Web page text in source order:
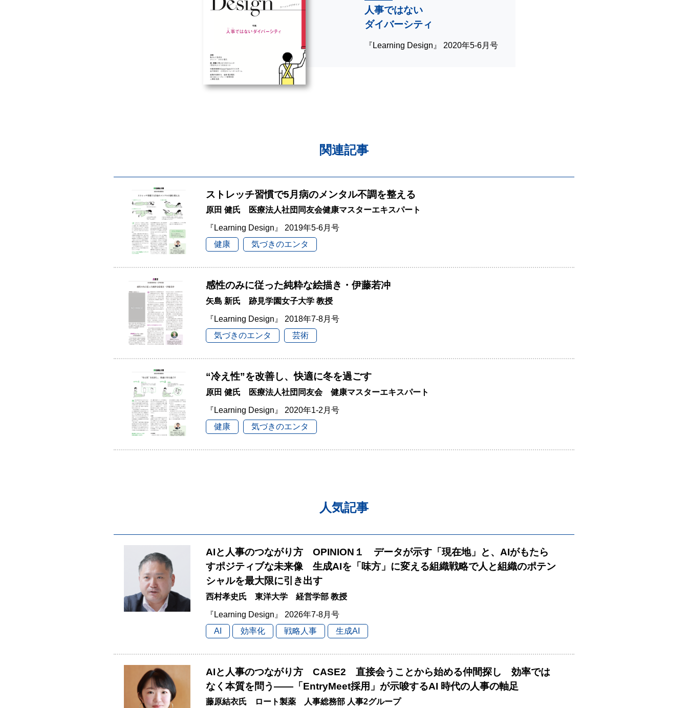
人事ではない
ダイバーシティ
『Learning Design』 2020年5-6月号
関連記事
ストレッチ習慣で5月病のメンタル不調を整える
原田 健氏 医療法人社団同友会健康マスターエキスパート
『Learning Design』 2019年5-6月号
健康
気づきのエンタ
感性のみに従った純粋な絵描き・伊藤若冲
矢島 新氏 跡見学園女子大学 教授
『Learning Design』 2018年7-8月号
気づきのエンタ
芸術
“冷え性”を改善し、快適に冬を過ごす
原田 健氏 医療法人社団同友会 健康マスターエキスパート
『Learning Design』 2020年1-2月号
健康
気づきのエンタ
人気記事
AIと人事のつながり方 OPINION１ データが示す「現在地」と、AIがもたら
すポジティブな未来像 生成AIを「味方」に変える組織戦略で人と組織のポテン
シャルを最大限に引き出す
西村孝史氏 東洋大学 経営学部 教授
『Learning Design』 2026年7-8月号
AI
効率化 戦略人事 生成AI
AIと人事のつながり方 CASE2 直接会うことから始める仲間探し 効率では
なく本質を問う――「EntryMeet採用」が示唆するAI 時代の人事の軸足
藤原結衣氏 ロート製薬 人事総務部 人事2グループ